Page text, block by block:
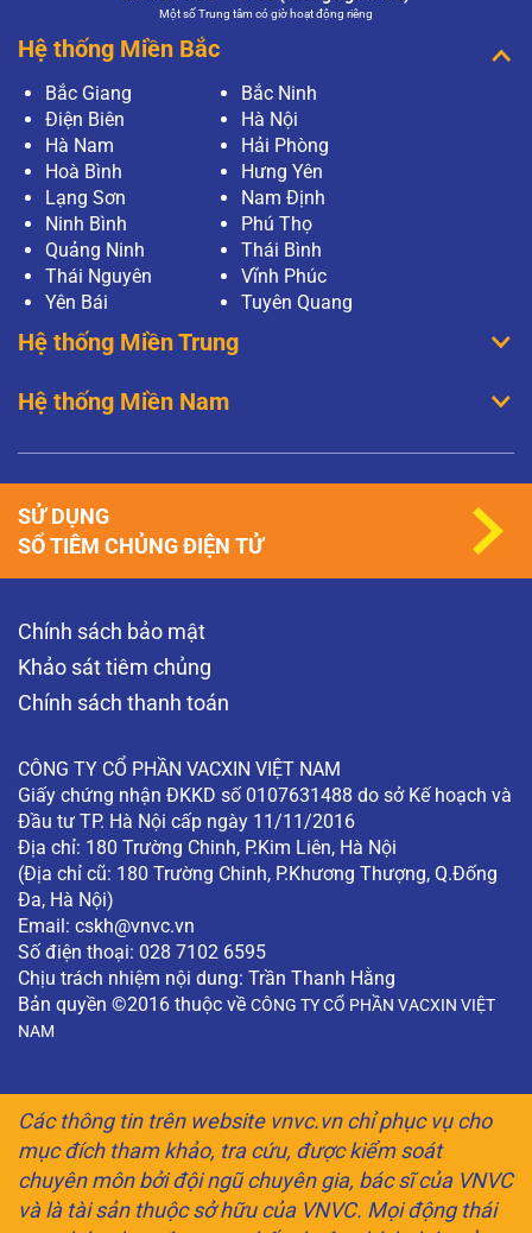
Một số Trung tâm có giờ hoạt động riêng
Hệ thống Miền Bắc
Bắc Giang
Bắc Ninh
Điện Biên
Hà Nội
Hà Nam
Hải Phòng
Hoà Bình
Hưng Yên
Lạng Sơn
Nam Định
Ninh Bình
Phú Thọ
Quảng Ninh
Thái Bình
Thái Nguyên
Vĩnh Phúc
Yên Bái
Tuyên Quang
Hệ thống Miền Trung
Hệ thống Miền Nam
Chính sách bảo mật
Khảo sát tiêm chủng
Chính sách thanh toán
CÔNG TY CỔ PHẦN VACXIN VIỆT NAM
Giấy chứng nhận ĐKKD số 0107631488 do sở Kế hoạch và
Đầu tư TP. Hà Nội cấp ngày 11/11/2016
Địa chỉ: 180 Trường Chinh, P.Kim Liên, Hà Nội
(Địa chỉ cũ: 180 Trường Chinh, P.Khương Thượng, Q.Đống
Đa, Hà Nội)
Email: cskh@vnvc.vn
Số điện thoại: 028 7102 6595
Chịu trách nhiệm nội dung: Trần Thanh Hằng
Bản quyền ©2016 thuộc về CÔNG TY CỔ PHẦN VACXIN VIỆT
NAM
SỬ DỤNG
SỔ TIÊM CHỦNG ĐIỆN TỬ
Các thông tin trên website vnvc.vn chỉ phục vụ cho
mục đích tham khảo, tra cứu, được kiểm soát
chuyên môn bởi đội ngũ chuyên gia, bác sĩ của VNVC
và là tài sản thuộc sở hữu của VNVC. Mọi động thái